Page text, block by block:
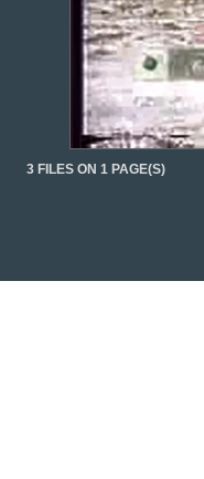
3 FILES ON 1 PAGE(S)